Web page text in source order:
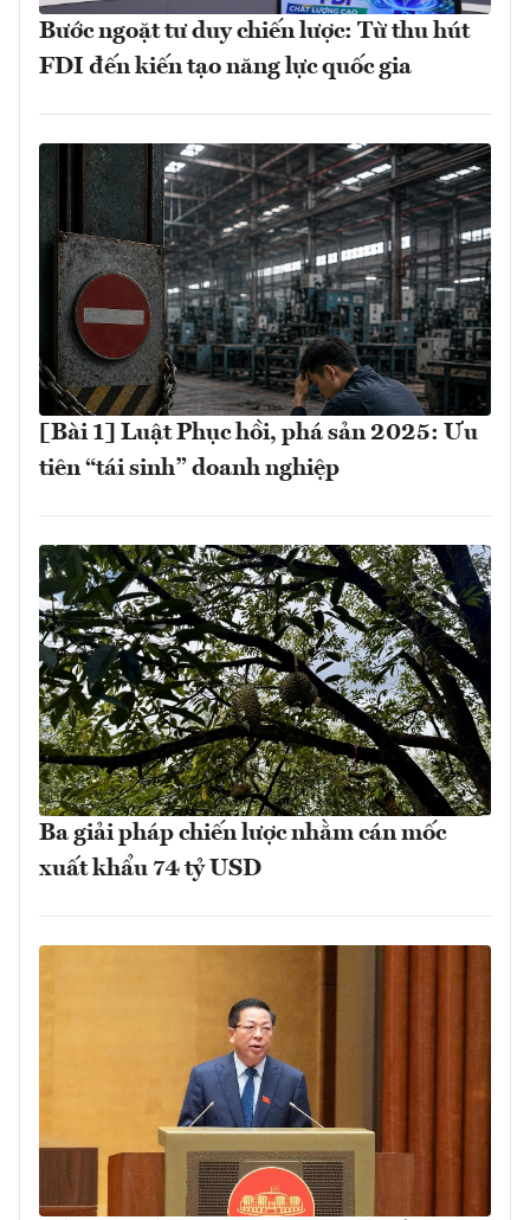
Bước ngoặt tư duy chiến lược: Từ thu hút
FDI đến kiến tạo năng lực quốc gia
[Bài 1] Luật Phục hồi, phá sản 2025: Ưu
tiên “tái sinh” doanh nghiệp
Ba giải pháp chiến lược nhằm cán mốc
xuất khẩu 74 tỷ USD